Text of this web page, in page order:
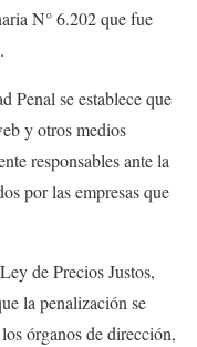
N° 6.202 que fue
Penal se establece que
y otros medios
responsables ante la
por las empresas que
de Precios Justos,
la penalización se
órganos de dirección,